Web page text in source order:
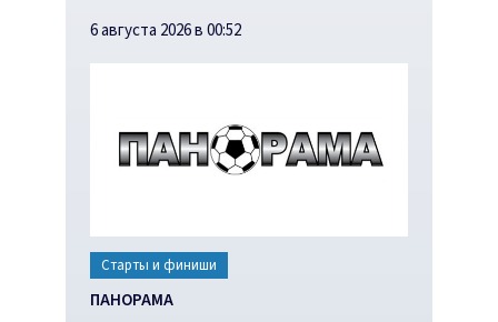
6 августа 2026 в 00:52
Старты и финиши
ПАНОРАМА